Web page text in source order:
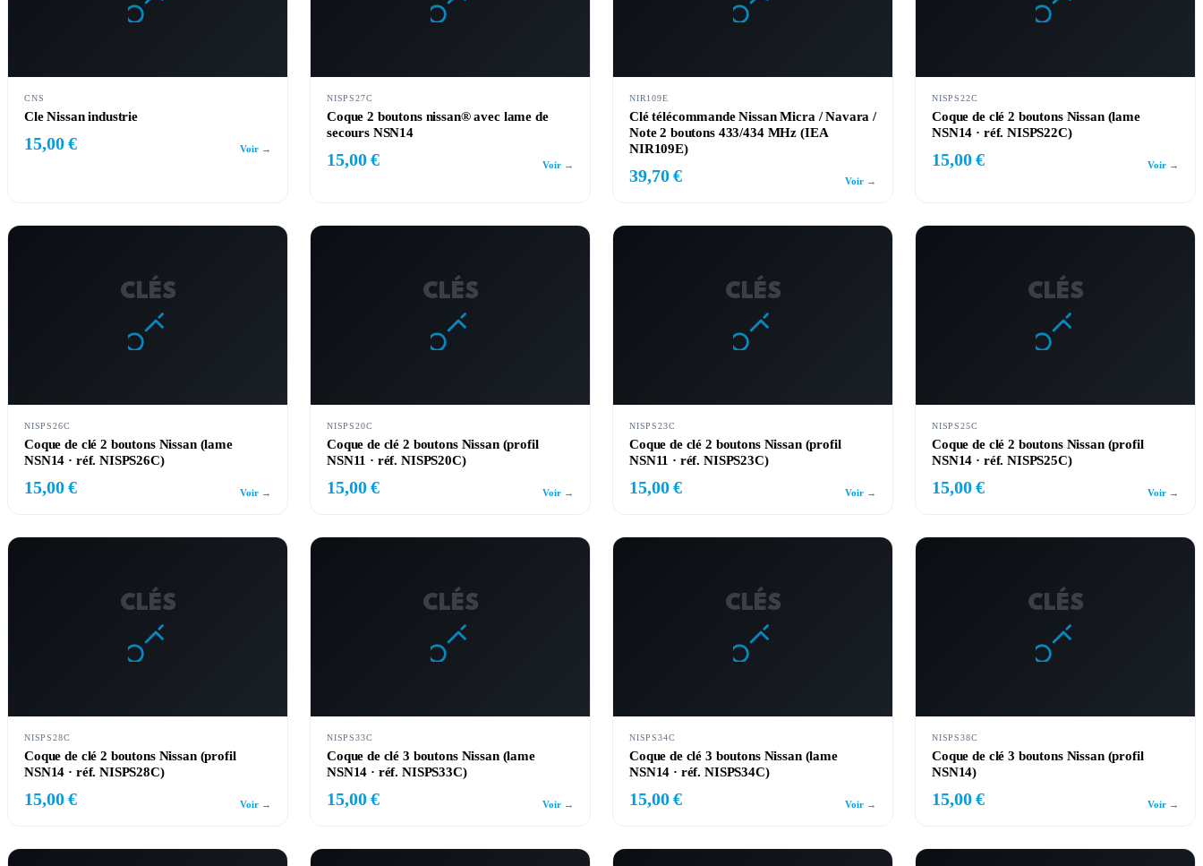
CNS
Cle Nissan industrie
15,00 € Voir →
NISPS27C
Coque 2 boutons nissan® avec lame de
secours NSN14
15,00 € Voir →
NIR109E
Clé télécommande Nissan Micra / Navara /
Note 2 boutons 433/434 MHz (IEA
NIR109E)
39,70 € Voir →
NISPS22C
Coque de clé 2 boutons Nissan (lame
NSN14 · réf. NISPS22C)
15,00 € Voir →
CLÉS
NISPS26C
Coque de clé 2 boutons Nissan (lame
NSN14 · réf. NISPS26C)
15,00 € Voir →
CLÉS
NISPS20C
Coque de clé 2 boutons Nissan (profil
NSN11 · réf. NISPS20C)
15,00 € Voir →
CLÉS
NISPS23C
Coque de clé 2 boutons Nissan (profil
NSN11 · réf. NISPS23C)
15,00 € Voir →
CLÉS
NISPS25C
Coque de clé 2 boutons Nissan (profil
NSN14 · réf. NISPS25C)
15,00 € Voir →
CLÉS
NISPS28C
Coque de clé 2 boutons Nissan (profil
NSN14 · réf. NISPS28C)
15,00 € Voir →
CLÉS
NISPS33C
Coque de clé 3 boutons Nissan (lame
NSN14 · réf. NISPS33C)
15,00 € Voir →
CLÉS
NISPS34C
Coque de clé 3 boutons Nissan (lame
NSN14 · réf. NISPS34C)
15,00 € Voir →
CLÉS
NISPS38C
Coque de clé 3 boutons Nissan (profil
NSN14)
15,00 € Voir →